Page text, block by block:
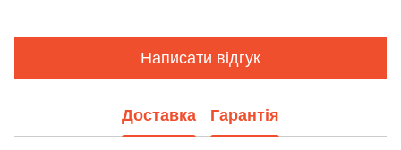
Написати відгук
Доставка Гарантія